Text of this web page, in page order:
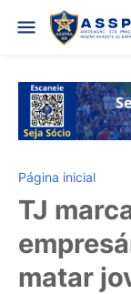
Página inicial
TJ
matar